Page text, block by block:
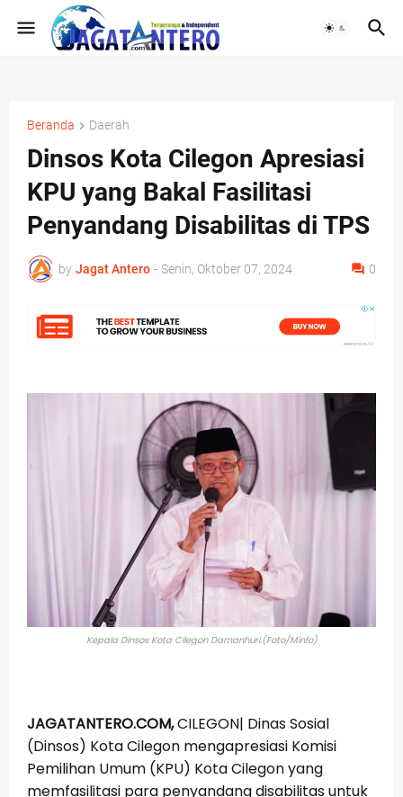
Beranda Daerah
Dinsos Kota Cilegon Apresiasi
KPU yang Bakal Fasilitasi
Penyandang Disabilitas di TPS
by Jagat Antero - Senin, Oktober 07, 2024 0
Kepala Dinsos Kota Cilegon Damanhuri.(Foto/Minfo)
JAGATANTERO.COM,CILEGON| Dinas Sosial
(Dinsos) Kota Cilegon mengapresiasi Komisi
Pemilihan Umum (KPU) Kota Cilegon yang
memfasilitasi para penyandang disabilitas untuk